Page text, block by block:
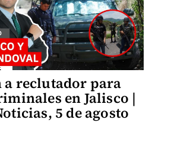
a reclutador para
en Jalisco |
5 de agosto